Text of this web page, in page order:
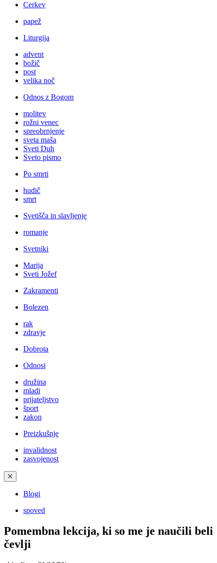
Cerkev
papež
Liturgija
advent
božič
post
velika noč
Odnos z Bogom
molitev
rožni venec
spreobrnjenje
sveta maša
Sveti Duh
Sveto pismo
Po smrti
hudič
smrt
Svetišča in slavljenje
romanje
Svetniki
Marija
Sveti Jožef
Zakramenti
Bolezen
rak
zdravje
Dobrota
Odnosi
družina
mladi
prijateljstvo
šport
zakon
Preizkušnje
invalidnost
zasvojenost
✕
Blogi
spoved
Pomembna lekcija, ki so me je naučili beli
čevlji